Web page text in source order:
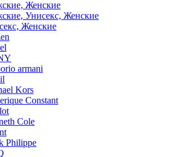
Женские
Унисекс, Женские
Женские
armani
Kors
Constant
Cole
Philippe